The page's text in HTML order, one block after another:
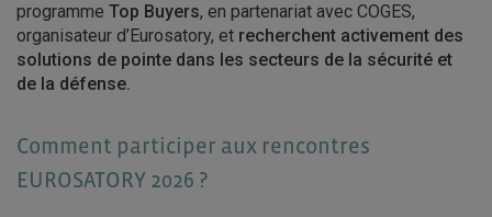
programme Top Buyers, en partenariat avec COGES,
organisateur d’Eurosatory, et recherchent activement des
solutions de pointe dans les secteurs de la sécurité et
de la défense.
Comment participer aux rencontres
EUROSATORY 2026 ?